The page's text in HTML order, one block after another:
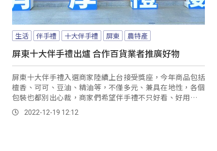
生活 伴手禮 十大伴手禮 屏東 農特產
屏東十大伴手禮出爐 合作百貨業者推廣好物
屏東十大伴手禮入選商家陸續上台接受獎座，今年商品包括
檀香、可可、豆油、精油等，不僅多元、兼具在地性，各個
包裝也都別出心裁，商家們希望伴手禮不只好看、好用、更
留下深刻印象。
2022-12-19 12:12